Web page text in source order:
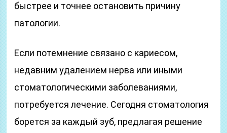
быстрее и точнее остановить причину
патологии.
Если потемнение связано с кариесом,
недавним удалением нерва или иными
стоматологическими заболеваниями,
потребуется лечение. Сегодня стоматология
борется за каждый зуб, предлагая решение